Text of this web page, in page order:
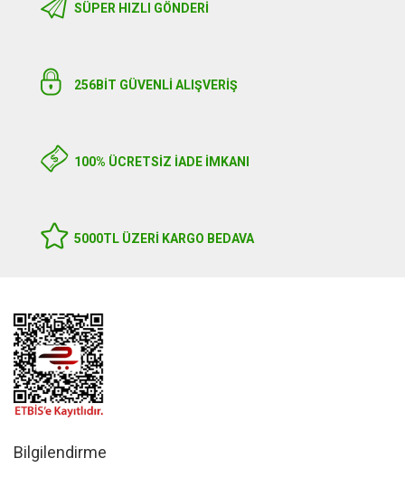
SÜPER HIZLI GÖNDERI
256BIT GÜVENLİ ALIŞVERİŞ
100% ÜCRETSİZ İADE İMKANI
5000TL ÜZERI KARGO BEDAVA
Bilgilendirme